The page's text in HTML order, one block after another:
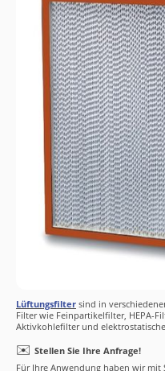
Lüftungsfilter sind in
Filter wie Feinpartikelfilter, HEPA-
Aktivkohlefilter und
✉️ Stellen Sie Ihre Anfrage!
Für Ihre Anwendung haben wir mit